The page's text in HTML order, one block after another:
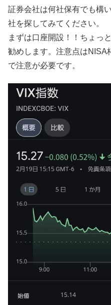
証券会社は何社保有でも構
社を探してみてください。
まずは口座開設！！ちょっ
勧めします。注意点はNISA
で注意が必要です。